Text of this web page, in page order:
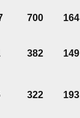
700 164
382 149
322 193